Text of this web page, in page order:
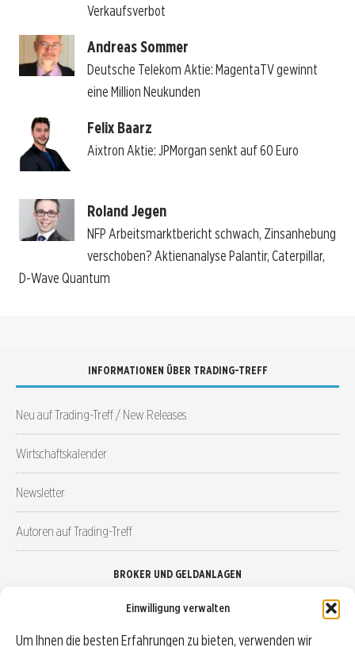
Einwilligung verwalten
Um Ihnen die besten Erfahrungen zu bieten, verwenden wir
Verkaufsverbot
Andreas Sommer
Deutsche Telekom Aktie: MagentaTV gewinnt
eine Million Neukunden
Felix Baarz
Aixtron Aktie: JPMorgan senkt auf 60 Euro
Roland Jegen
NFP Arbeitsmarktbericht schwach, Zinsanhebung
verschoben? Aktienanalyse Palantir, Caterpillar,
D-Wave Quantum
INFORMATIONEN ÜBER TRADING-TREFF
Neu auf Trading-Treff / New Releases
Wirtschaftskalender
Newsletter
Autoren auf Trading-Treff
BROKER UND GELDANLAGEN